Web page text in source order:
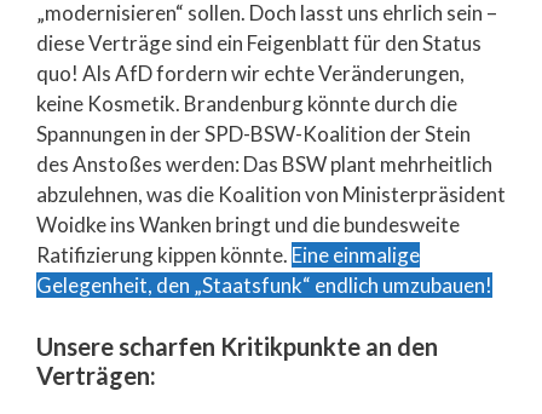
„modernisieren“ sollen. Doch lasst uns ehrlich sein –
diese Verträge sind ein Feigenblatt für den Status
quo! Als AfD fordern wir echte Veränderungen,
keine Kosmetik. Brandenburg könnte durch die
Spannungen in der SPD-BSW-Koalition der Stein
des Anstoßes werden: Das BSW plant mehrheitlich
abzulehnen, was die Koalition von Ministerpräsident
Woidke ins Wanken bringt und die bundesweite
Ratifizierung kippen könnte. Eine einmalige
Gelegenheit, den „Staatsfunk“ endlich umzubauen!
Unsere scharfen Kritikpunkte an den
Verträgen: